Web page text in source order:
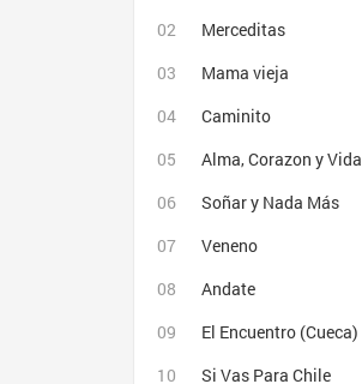
Merceditas
Mama vieja
Caminito
Alma, Corazon y Vida
Soñar y Nada Más
Veneno
Andate
El Encuentro (Cueca)
Si Vas Para Chile